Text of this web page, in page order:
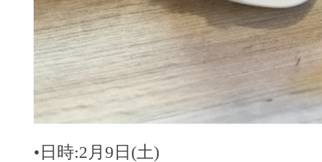
• 日時:2 月 9 日(土)